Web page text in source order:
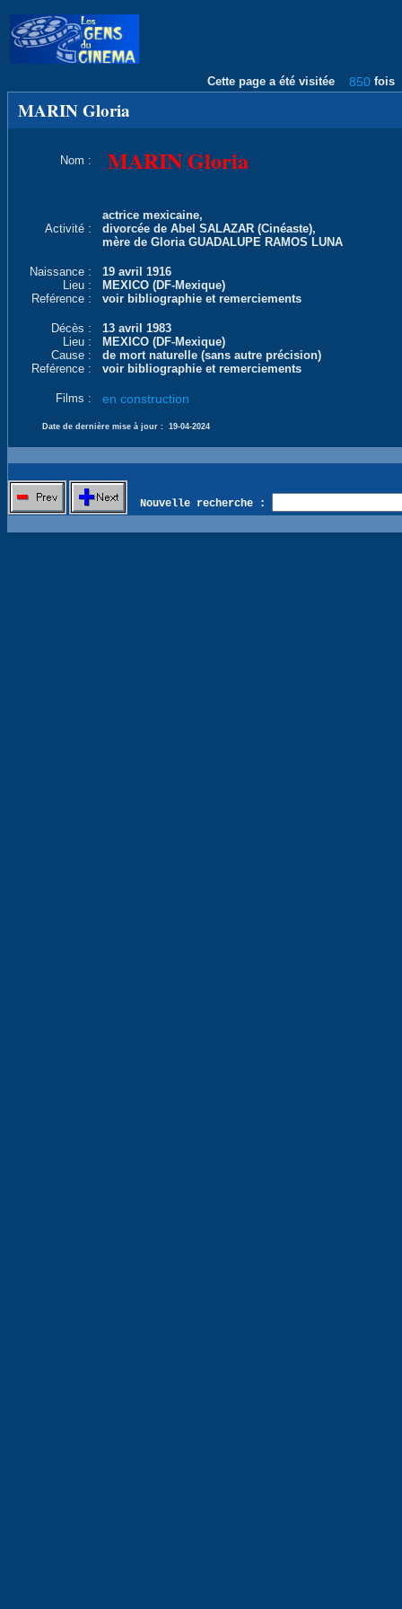
Cette page a été visitée 850 fois
MARIN Gloria
Nom : MARIN Gloria
Activité :
actrice mexicaine,
divorcée de Abel SALAZAR (Cinéaste),
mère de Gloria GUADALUPE RAMOS LUNA
Naissance :
19 avril 1916
Lieu :
MEXICO (DF-Mexique)
Reférence :
voir bibliographie et remerciements
Décès :
13 avril 1983
Lieu :
MEXICO (DF-Mexique)
Cause :
de mort naturelle (sans autre précision)
Reférence :
voir bibliographie et remerciements
Films : en construction
Date de dernière mise à jour : 19-04-2024
Nouvelle recherche :